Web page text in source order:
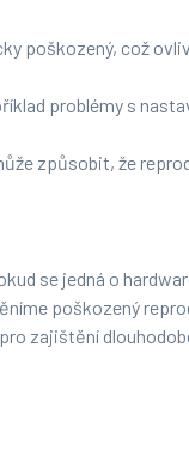
poškozený, což
problémy s
způsobit, že
se jedná o
poškozený
zajištění